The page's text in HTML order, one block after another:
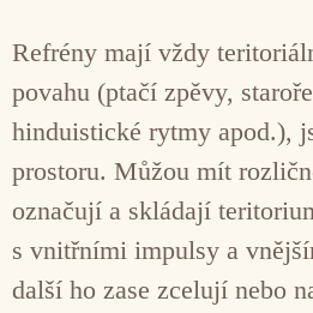
Refrény mají vždy
povahu (ptačí zpěvy,
hinduistické rytmy apod.),
prostoru. Můžou mít
označují a skládají
s vnitřními impulsy a
další ho zase zcelují nebo